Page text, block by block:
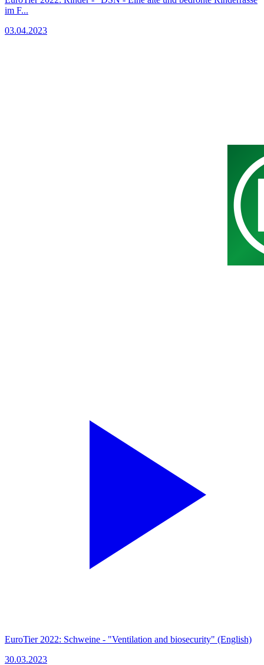
im F...
03.04.2023
EuroTier 2022: Schweine - "Ventilation and biosecurity" (English)
30.03.2023